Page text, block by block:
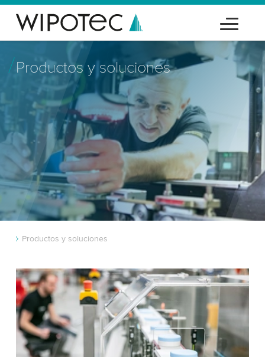
Productos y soluciones
Productos y soluciones